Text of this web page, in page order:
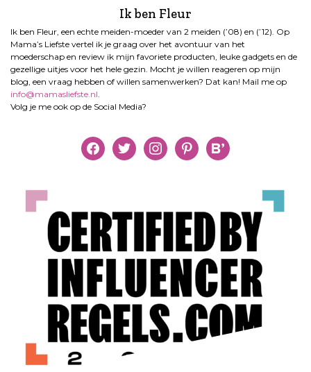
Ik ben Fleur
Ik ben Fleur, een echte meiden-moeder van 2 meiden (’08) en (’12). Op
Mama’s Liefste vertel ik je graag over het avontuur van het
moederschap en review ik mijn favoriete producten, leuke gadgets en de
gezellige uitjes voor het hele gezin. Mocht je willen reageren op mijn
blog, een vraag hebben of willen samenwerken? Dat kan! Mail me op
info@mamasliefste.nl.
Volg je me ook op de Social Media?
facebooktwitter instagrampinterestbloglovin